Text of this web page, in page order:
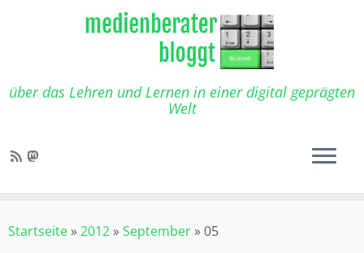
über das Lehren und Lernen in einer digital geprägten
Welt
Startseite»2012»September»05